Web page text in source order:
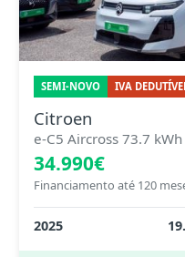
SEMI-NOVO IVA
Citroen
e-C5 Aircross 73.7 kWh
34.990€
Financiamento até 120
2025